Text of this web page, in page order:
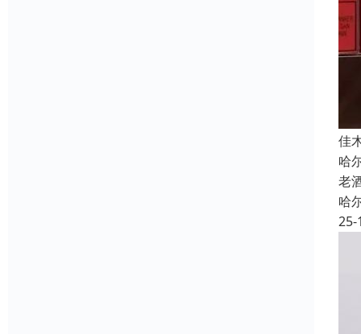
佳
哈
老
哈
25-